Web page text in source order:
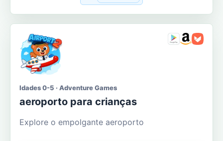
Idades 0-5 · Adventure Games
aeroporto para crianças
Explore o empolgante aeroporto